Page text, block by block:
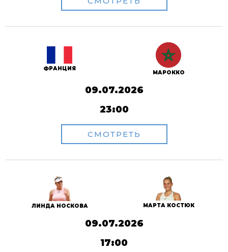
ФРАНЦИЯ
МАРОККО
09.07.2026
23:00
СМОТРЕТЬ
ЛИНДА НОСКОВА МАРТА КОСТЮК
09.07.2026
17:00